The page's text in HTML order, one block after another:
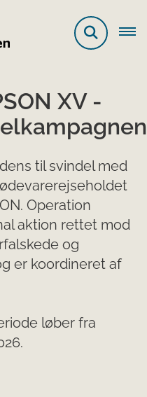
XV -
til svindel med
Operation
aktion rettet mod
og
er koordineret af
løber fra